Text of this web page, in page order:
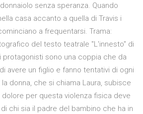
senza speranza. Quando
casa accanto a quella di Travis i
a frequentarsi. Trama:
del testo teatrale "L'innesto" di
protagonisti sono una coppia che da
avere un figlio e fanno tentativi di ogni
donna, che si chiama Laura, subisce
per questa violenza fisica deve
chi sia il padre del bambino che ha in